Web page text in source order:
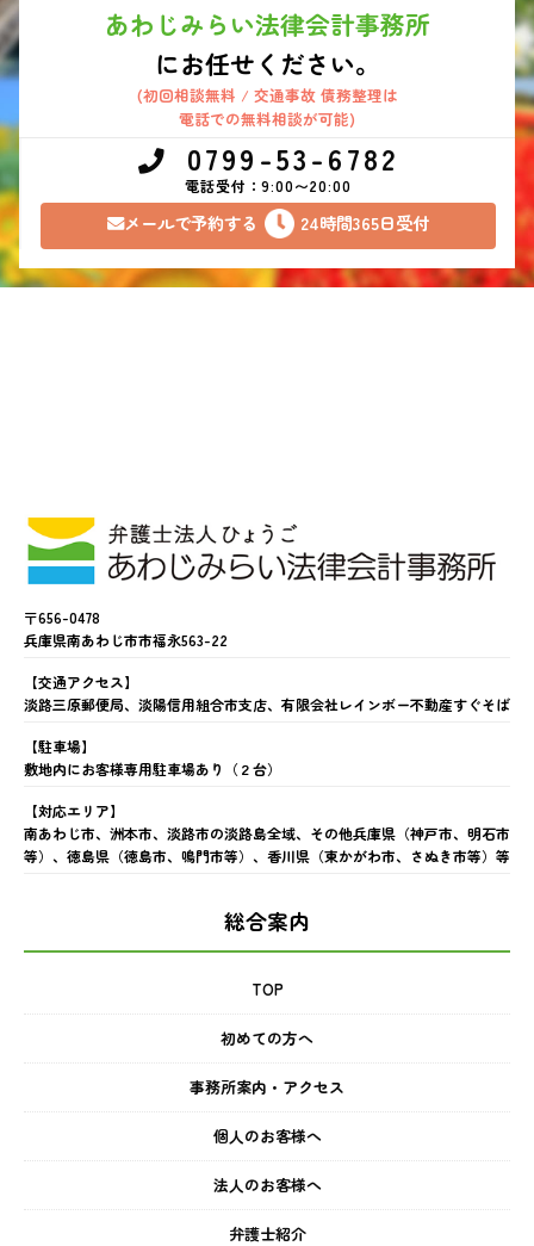
あわじみらい法律会計事務所
にお任せください。
(初回相談無料 / 交通事故 債務整理は
電話での無料相談が可能)
0799-53-6782
電話受付：9:00〜20:00
メールで予約する 24時間365日受付
〒656-0478
兵庫県南あわじ市市福永563-22
【交通アクセス】
淡路三原郵便局、淡陽信用組合市支店、有限会社レインボー不動産すぐそば
【駐車場】
敷地内にお客様専用駐車場あり（２台）
【対応エリア】
南あわじ市、洲本市、淡路市の淡路島全域、その他兵庫県（神戸市、明石市
等）、徳島県（徳島市、鳴門市等）、香川県（東かがわ市、さぬき市等）等
総合案内
TOP
初めての方へ
事務所案内・アクセス
個人のお客様へ
法人のお客様へ
弁護士紹介